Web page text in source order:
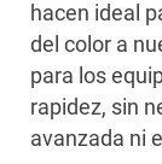
hacen ideal
del color a
para los
rapidez, sin
avanzada ni